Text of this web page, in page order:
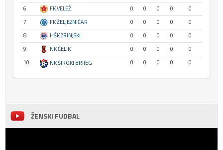
6
FK VELEŽ 0 0 0 0
0
7
FK ŽELJEZNIČAR 0 0 0 0
0
8
HŠK ZRINJSKI 0 0 0 0
0
9
NK ČELIK 0 0 0 0
0
10
NK ŠIROKI BRIJEG 0 0 0 0 0
ŽENSKI FUDBAL